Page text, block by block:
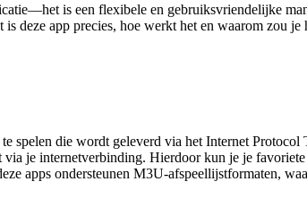
is een flexibele en gebruiksvriendelijke
is deze app precies, hoe werkt het en waarom zou je
spelen die wordt geleverd via het Internet
je internetverbinding. Hierdoor kun je je
apps ondersteunen M3U-afspeellijstformaten,